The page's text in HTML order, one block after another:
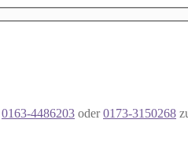
0163-4486203 oder0173-3150268